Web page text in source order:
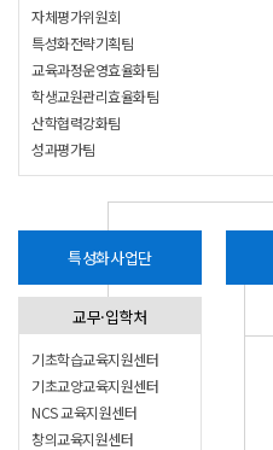
자체평가위원회
특성화전략기획팀
교육과정운영효율화팀
학생교원관리효율화팀
산학협력강화팀
성과평가팀
특성화사업단
교무·입학처
기초학습교육지원센터
기초교양교육지원센터
NCS 교육지원센터
창의교육지원센터